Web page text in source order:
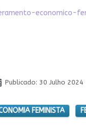
economico-
Publicado: 30 Julho 2024
FEMINISTA